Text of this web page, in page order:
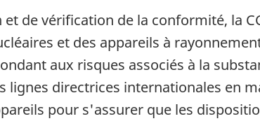
de vérification de la conformité, la
et des appareils à
aux risques associés à la
lignes directrices internationales en
pour s'assurer que les